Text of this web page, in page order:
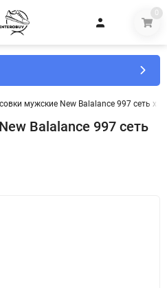
0
мужские New Balalance 997 сеть
Balalance 997 сеть